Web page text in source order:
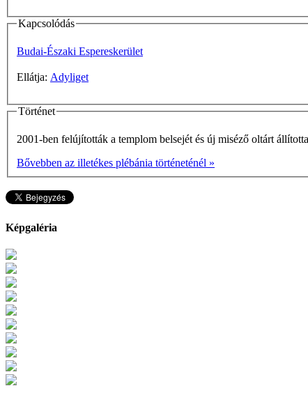
Kapcsolódás
Budai-Északi Espereskerület
Ellátja: Adyliget
Történet
2001-ben felújították a templom belsejét és új miséző oltárt
Bővebben az illetékes plébánia történeténél »
Képgaléria